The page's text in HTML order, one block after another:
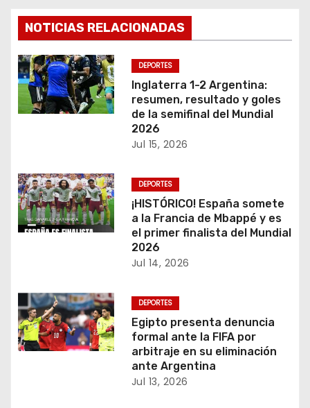
g
a
c
i
d
e
t
r
NOTICIAS RELACIONADAS
DEPORTES
Inglaterra 1-2 Argentina:
resumen, resultado y goles
de la semifinal del Mundial
2026
Jul 15, 2026
DEPORTES
¡HISTÓRICO! España somete
a la Francia de Mbappé y es
el primer finalista del Mundial
2026
Jul 14, 2026
DEPORTES
Egipto presenta denuncia
formal ante la FIFA por
arbitraje en su eliminación
ante Argentina
Jul 13, 2026